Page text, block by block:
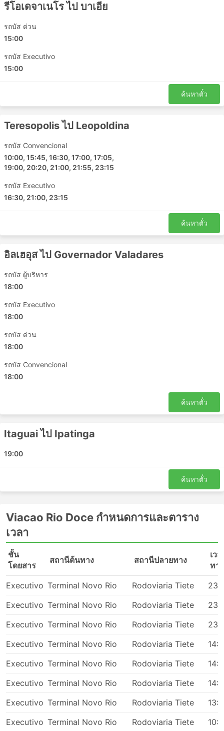
รีโอเดจาเนโร ไป บาเอีย
รถบัส ด่วน
15:00
รถบัส Executivo
15:00
ค้นหาตั๋ว
Teresopolis ไป Leopoldina
รถบัส Convencional
10:00, 15:45, 16:30, 17:00, 17:05,
19:00, 20:20, 21:00, 21:55, 23:15
รถบัส Executivo
16:30, 21:00, 23:15
ค้นหาตั๋ว
อิลเฮอุส ไป Governador Valadares
รถบัส ผู้บริหาร
18:00
รถบัส Executivo
18:00
รถบัส ด่วน
18:00
รถบัส Convencional
18:00
ค้นหาตั๋ว
Itaguai ไป Ipatinga
19:00
ค้นหาตั๋ว
Viacao Rio Doce กำหนดการและตาราง
เวลา
ชั้น
โดยสาร
สถานีต้นทาง สถานีปลายทาง
เว
ทาง
Executivo Terminal Novo Rio Rodoviaria Tiete
Executivo Terminal Novo Rio Rodoviaria Tiete
Executivo Terminal Novo Rio Rodoviaria Tiete
Executivo Terminal Novo Rio Rodoviaria Tiete
Executivo Terminal Novo Rio Rodoviaria Tiete
Executivo Terminal Novo Rio Rodoviaria Tiete
Executivo Terminal Novo Rio Rodoviaria Tiete
Executivo Terminal Novo Rio Rodoviaria Tiete